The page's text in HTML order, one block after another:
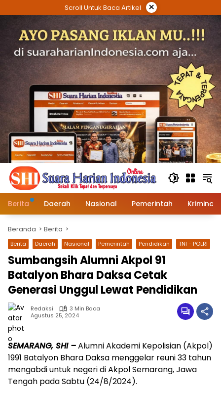
ke
Scroll Untuk Baca Artikel ×
Berita Daerah Nasional Pemerintah Kriminal
Beranda Berita
Berita Daerah Nasional Pemerintah Pendidikan TNI - POLRI
Sumbangsih Alumni Akpol 91
Batalyon Bhara Daksa Cetak
Generasi Unggul Lewat Pendidikan
Redaksi
3 Min Baca
Agustus 25, 2024
SEMARANG, SHI –Alumni Akademi Kepolisian (Akpol)
1991 Batalyon Bhara Daksa menggelar reuni 33 tahun
mengabdi untuk negeri di Akpol Semarang, Jawa
Tengah pada Sabtu (24/8/2024).